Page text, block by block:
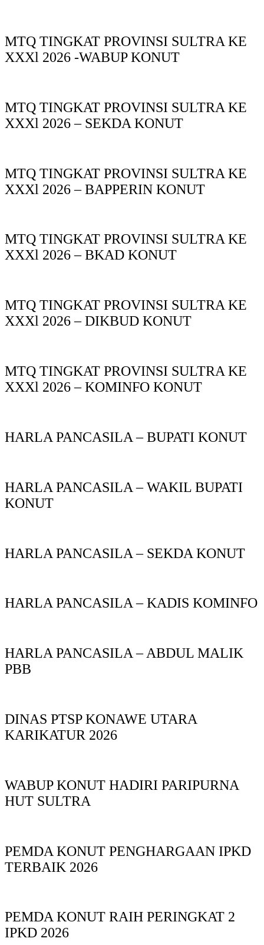
MTQ TINGKAT PROVINSI SULTRA KE
XXXl 2026 -WABUP KONUT
MTQ TINGKAT PROVINSI SULTRA KE
XXXl 2026 – SEKDA KONUT
MTQ TINGKAT PROVINSI SULTRA KE
XXXl 2026 – BAPPERIN KONUT
MTQ TINGKAT PROVINSI SULTRA KE
XXXl 2026 – BKAD KONUT
MTQ TINGKAT PROVINSI SULTRA KE
XXXl 2026 – DIKBUD KONUT
MTQ TINGKAT PROVINSI SULTRA KE
XXXl 2026 – KOMINFO KONUT
HARLA PANCASILA – BUPATI KONUT
HARLA PANCASILA – WAKIL BUPATI
KONUT
HARLA PANCASILA – SEKDA KONUT
HARLA PANCASILA – KADIS KOMINFO
HARLA PANCASILA – ABDUL MALIK
PBB
DINAS PTSP KONAWE UTARA
KARIKATUR 2026
WABUP KONUT HADIRI PARIPURNA
HUT SULTRA
PEMDA KONUT PENGHARGAAN IPKD
TERBAIK 2026
PEMDA KONUT RAIH PERINGKAT 2
IPKD 2026